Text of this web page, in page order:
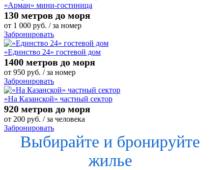
«Арман» мини-гостиница
130 метров до моря
от 1 000 руб. / за номер
Забронировать
«Единство 24» гостевой дом
1400 метров до моря
от 950 руб. / за номер
Забронировать
«На Казанской» частный сектор
920 метров до моря
от 200 руб. / за человека
Забронировать
Выбирайте и бронируйте
жилье